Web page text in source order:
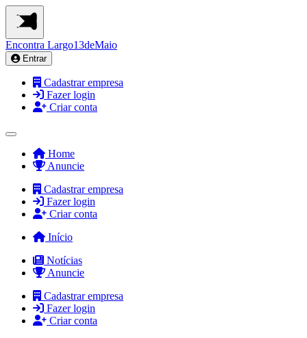
Encontra Largo13deMaio
Entrar
Cadastrar empresa
Fazer login
Criar conta
Home
Anuncie
Cadastrar empresa
Fazer login
Criar conta
Início
Notícias
Anuncie
Cadastrar empresa
Fazer login
Criar conta